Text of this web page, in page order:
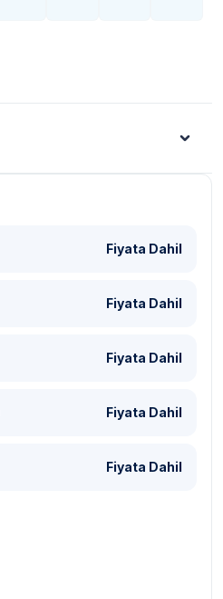
Fiyata Dahil
Fiyata Dahil
Fiyata Dahil
Fiyata Dahil
Fiyata Dahil